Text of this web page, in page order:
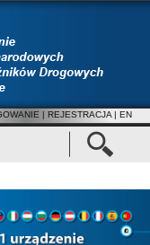
| REJESTRACJA | EN